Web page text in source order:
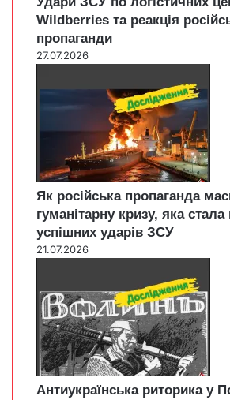
Wildberries та реакція
пропаганди
27.07.2026
Як російська пропаганда
гуманітарну кризу, яка
успішних ударів ЗСУ
21.07.2026
Антиукраїнська риторика у